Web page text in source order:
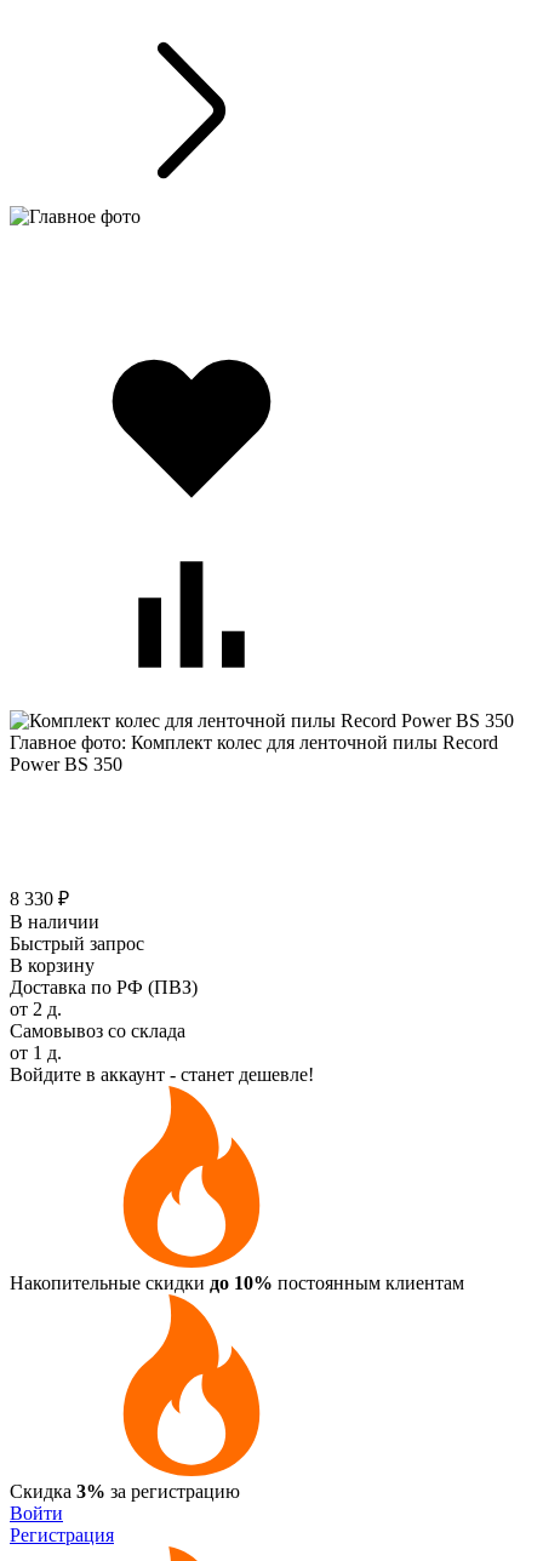
Главное фото: Комплект колес для ленточной пилы Record
Power BS 350
8 330 ₽
В наличии
Быстрый запрос
В корзину
Доставка по РФ (ПВЗ)
от 2 д.
Самовывоз со склада
от 1 д.
Войдите в аккаунт - станет дешевле!
Накопительные скидки до 10% постоянным клиентам
Скидка 3% за регистрацию
Войти
Регистрация